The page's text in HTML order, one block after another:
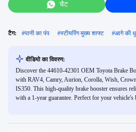
चैट
टैग: #पानी का पंप #स्टीयरिंग मुख्य शाफ्ट #आगे की
वीडियो का विवरण:
Discover the 44610-42301 OEM Toyota Brake
with RAV4, Camry, Aurion, Corolla, Wish,
IS350. This high-quality brake booster ensures
with a 1-year guarantee. Perfect for your vehicle's